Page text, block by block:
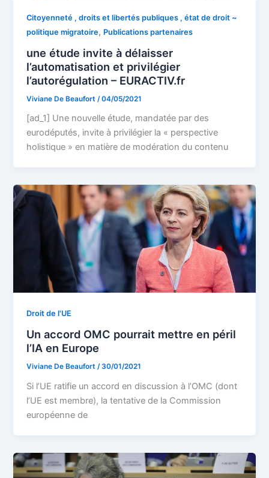
Citoyenneté , droits et libertés publiques , état de droit ~
politique migratoire, Publications partenaires
une étude invite à délaisser
l’automatisation et privilégier
l’autorégulation – EURACTIV.fr
Viviane De Beaufort /04/05/2021
[ad_1] Une nouvelle étude, mandatée par des
eurodéputés, invite à privilégier la « perspective
holistique » en matière de modération du contenu
Droit de l'UE
Un accord OMC pourrait mettre en péril
l’IA en Europe
Viviane De Beaufort/30/01/2021
Si l’UE ratifie un accord en discussion à l’OMC (dont
l’UE est membre), la tentative de la Commission
européenne de